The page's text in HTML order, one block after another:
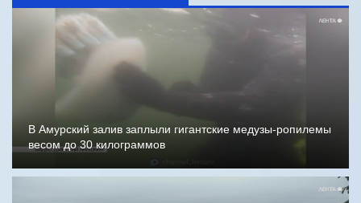
В Амурский залив заплыли гигантские медузы-ропилемы
весом до 30 килограммов